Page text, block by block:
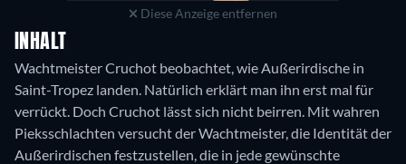
Diese Anzeige entfernen
INHALT
Wachtmeister Cruchot beobachtet, wie Außerirdische in
Saint-Tropez landen. Natürlich erklärt man ihn erst mal für
verrückt. Doch Cruchot lässt sich nicht beirren. Mit wahren
Pieksschlachten versucht der Wachtmeister, die Identität der
Außerirdischen festzustellen, die in jede gewünschte